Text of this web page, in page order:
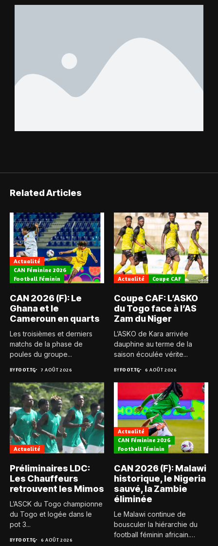
FC – Doumbé FC
Related Articles
Actualité
CAN Féminine 2026
Football Féminin
CAN 2026 (F): Le
Ghana et le
Cameroun en quarts
Les troisièmes et derniers
matchs de la phase de
poules du groupe...
BYFOOT.TG 7 AOÛT 2026
Actualité Coupe CAF
Coupe CAF: L’ASKO
du Togo face à l’AS
Zam du Niger
L’ASKO de Kara arrivée
dauphine au terme de la
saison écoulée vérite...
BYFOOT.TG 6 AOÛT 2026
Actualité
Préliminaires LDC:
Les Chauffeurs
retrouvent les Mimos
L’ASCK du Togo championne
du Togo et logée dans le
pot 3...
BYFOOT.TG 6 AOÛT 2026
Actualité
CAN Féminine 2026
Football Féminin
CAN 2026 (F): Malawi
historique, le Nigeria
sauvé, la Zambie
éliminée
Le Malawi continue de
bousculer la hiérarchie du
football féminin africain.